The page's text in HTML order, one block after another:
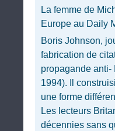
La femme de
Europe au Daily
Boris Johnson,
fabrication de
propagande
1994). Il
une forme
Les lecteurs
décennies sans